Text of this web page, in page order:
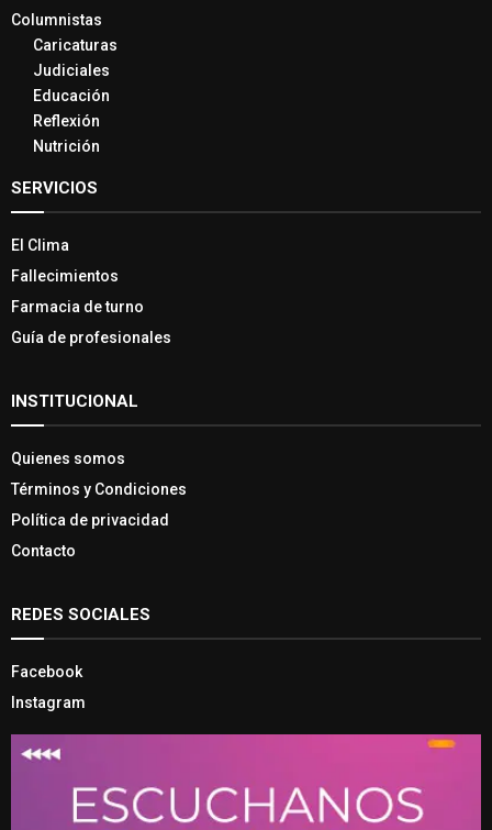
Columnistas
Caricaturas
Judiciales
Educación
Reflexión
Nutrición
SERVICIOS
El Clima
Fallecimientos
Farmacia de turno
Guía de profesionales
INSTITUCIONAL
Quienes somos
Términos y Condiciones
Política de privacidad
Contacto
REDES SOCIALES
Facebook
Instagram